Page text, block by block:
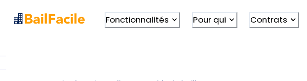
Fonctionnalités Pour qui Contrats